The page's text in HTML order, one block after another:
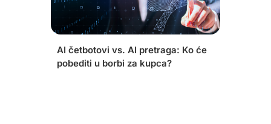
AI četbotovi vs. AI pretraga: Ko će
pobediti u borbi za kupca?